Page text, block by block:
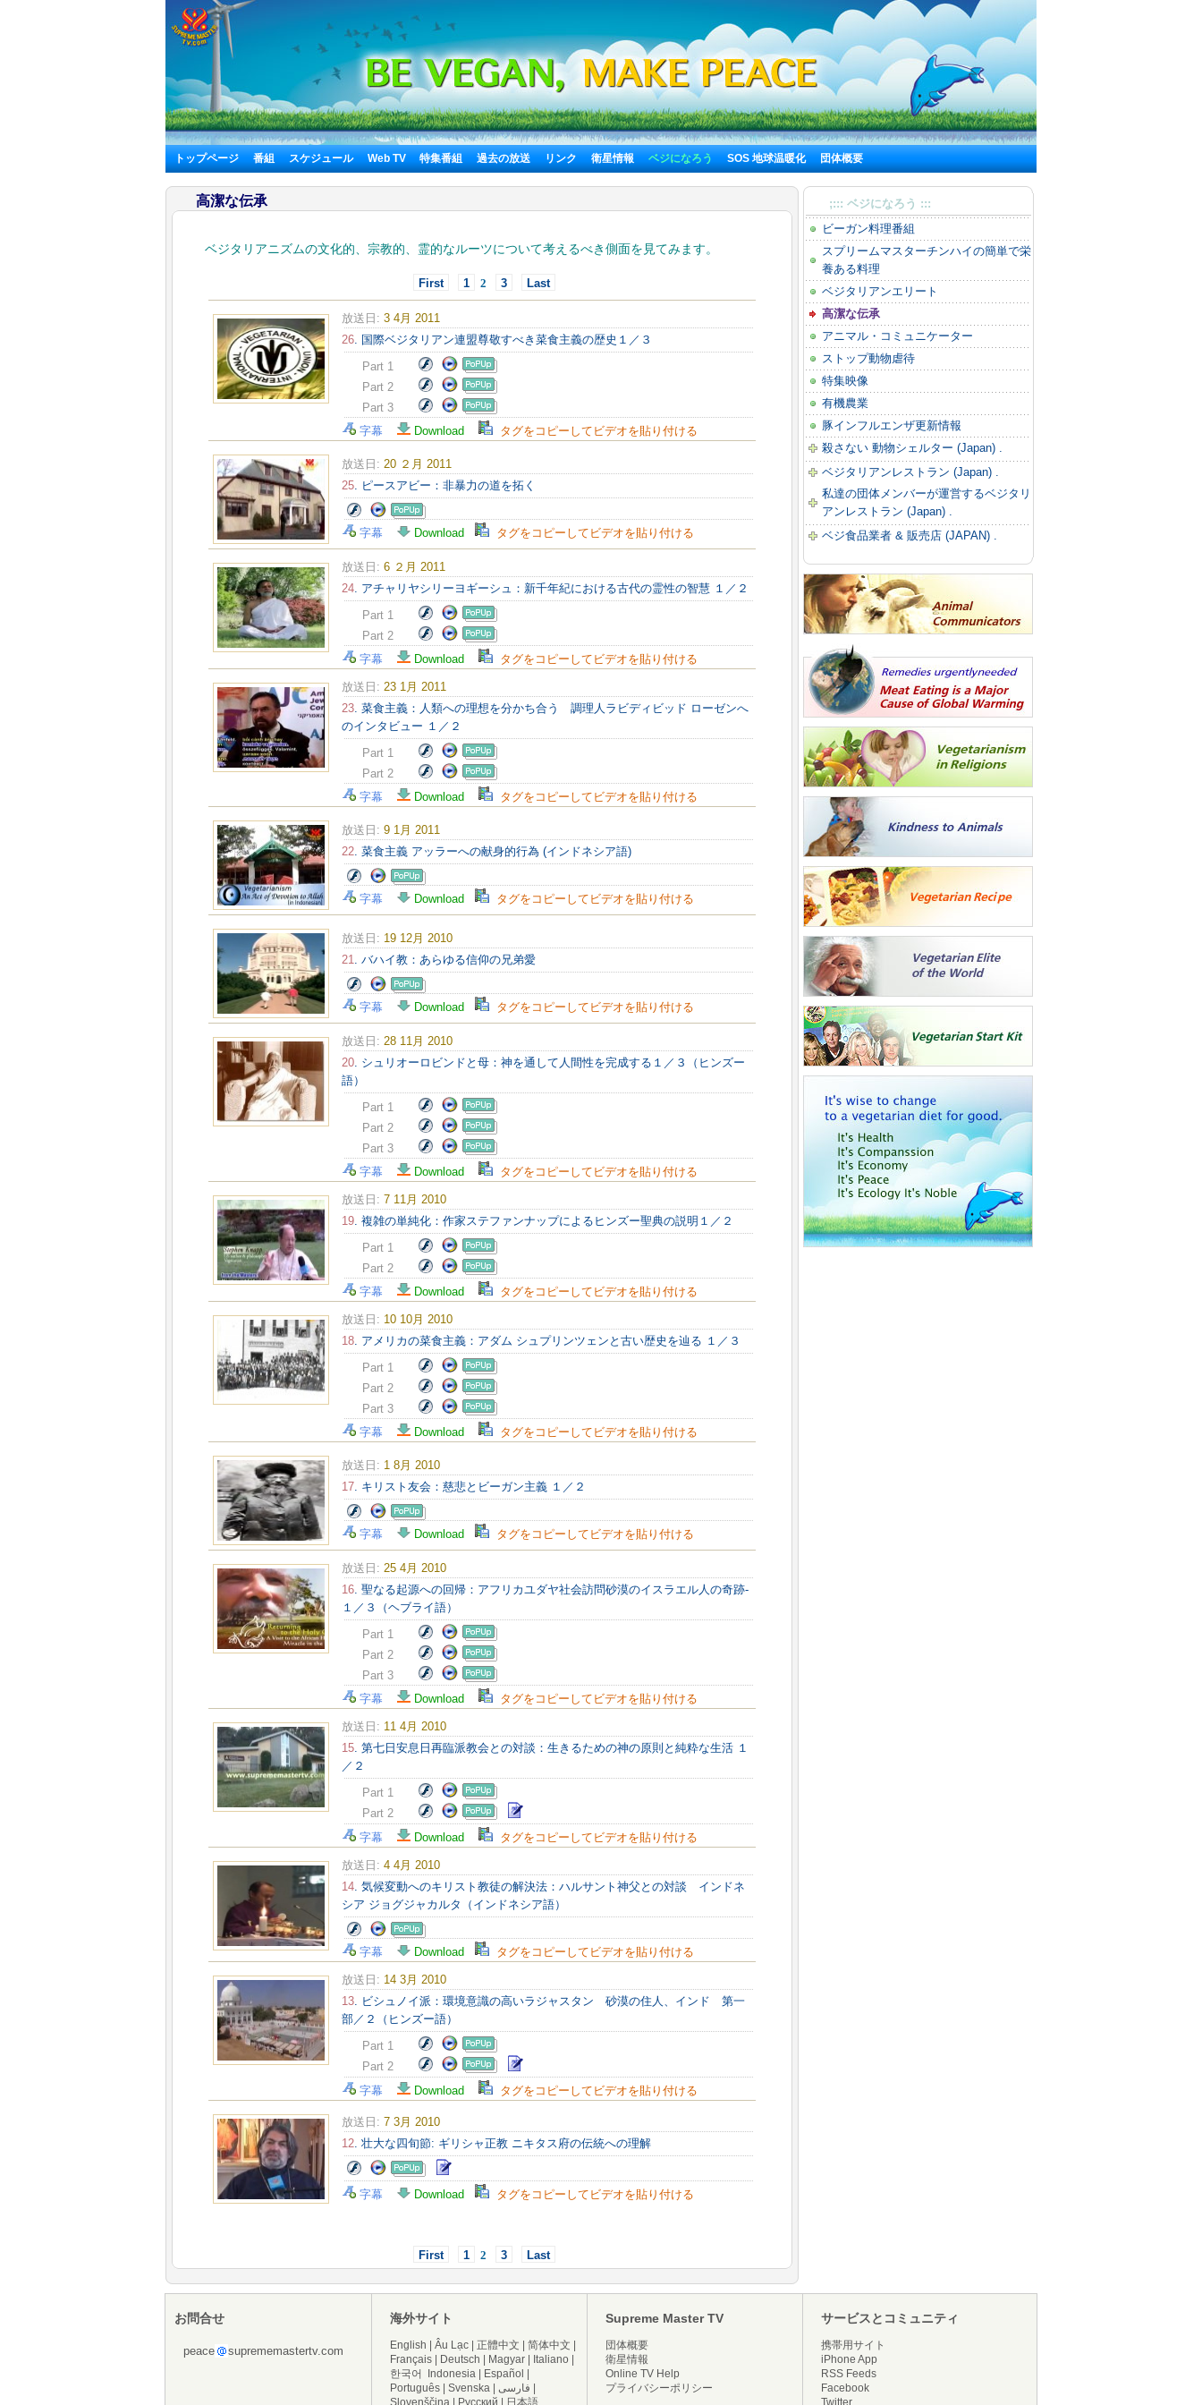
トップページ 番組 スケジュール Web TV 特集番組 過去の放送 リンク 衛星情報 ベジになろう SOS 地球温暖化 団体概要
高潔な伝承
ベジタリアニズムの文化的、宗教的、霊的なルーツについて考えるべき側面を見てみます。
First 1 2 3 Last
放送日: 3 4月 2011
26. 国際ベジタリアン連盟尊敬すべき菜食主義の歴史１／３
Part 1
Part 2
Part 3
字幕
Download タグをコピーしてビデオを貼り付ける
放送日: 20 ２月 2011
25. ピースアビー：非暴力の道を拓く
字幕 Download タグをコピーしてビデオを貼り付ける
放送日: 6 ２月 2011
24. アチャリヤシリーヨギーシュ：新千年紀における古代の霊性の智慧 １／２
Part 1
Part 2
字幕
Download タグをコピーしてビデオを貼り付ける
放送日: 23 1月 2011
23. 菜食主義：人類への理想を分かち合う 調理人ラビディビッド ローゼンへ
のインタビュー １／２
Part 1
Part 2
字幕
Download タグをコピーしてビデオを貼り付ける
放送日: 9 1月 2011
22. 菜食主義 アッラーへの献身的行為 (インドネシア語)
字幕 Download タグをコピーしてビデオを貼り付ける
放送日: 19 12月 2010
21. バハイ教：あらゆる信仰の兄弟愛
字幕 Download タグをコピーしてビデオを貼り付ける
放送日: 28 11月 2010
20. シュリオーロビンドと母：神を通して人間性を完成する１／３（ヒンズー
語）
Part 1
Part 2
Part 3
字幕
Download タグをコピーしてビデオを貼り付ける
放送日: 7 11月 2010
19. 複雑の単純化：作家ステファンナップによるヒンズー聖典の説明１／２
Part 1
Part 2
字幕
Download タグをコピーしてビデオを貼り付ける
放送日: 10 10月 2010
18. アメリカの菜食主義：アダム シュプリンツェンと古い歴史を辿る １／３
Part 1
Part 2
Part 3
字幕
Download タグをコピーしてビデオを貼り付ける
放送日: 1 8月 2010
17. キリスト友会：慈悲とビーガン主義 １／２
字幕 Download タグをコピーしてビデオを貼り付ける
放送日: 25 4月 2010
16. 聖なる起源への回帰：アフリカユダヤ社会訪問砂漠のイスラエル人の奇跡‐
１／３（ヘブライ語）
Part 1
Part 2
Part 3
字幕
Download タグをコピーしてビデオを貼り付ける
放送日: 11 4月 2010
15. 第七日安息日再臨派教会との対談：生きるための神の原則と純粋な生活 １
／２
Part 1
Part 2
字幕
Download タグをコピーしてビデオを貼り付ける
放送日: 4 4月 2010
14. 気候変動へのキリスト教徒の解決法：ハルサント神父との対談 インドネ
シア ジョグジャカルタ（インドネシア語）
字幕 Download タグをコピーしてビデオを貼り付ける
放送日: 14 3月 2010
13. ビシュノイ派：環境意識の高いラジャスタン 砂漠の住人、インド 第一
部／２（ヒンズー語）
Part 1
Part 2
字幕
Download タグをコピーしてビデオを貼り付ける
放送日: 7 3月 2010
12. 壮大な四旬節: ギリシャ正教 ニキタス府の伝統への理解
字幕 Download タグをコピーしてビデオを貼り付ける
First 1 2 3 Last
;::: ベジになろう :::
ビーガン料理番組
スプリームマスターチンハイの簡単で栄
養ある料理
ベジタリアンエリート
高潔な伝承
アニマル・コミュニケーター
ストップ動物虐待
特集映像
有機農業
豚インフルエンザ更新情報
殺さない 動物シェルター (Japan) .
ベジタリアンレストラン (Japan) .
私達の団体メンバーが運営するベジタリ
アンレストラン (Japan) .
ベジ食品業者 & 販売店 (JAPAN) .
お問合せ
peace suprememastertv.com
海外サイト
English Âu Lạc 正體中文 简体中文
Français
Deutsch Magyar Italiano
한국어
Indonesia Español
Português
Svenska فارسی
Slovenščina
Русский 日本語
Supreme Master TV
団体概要
衛星情報
Online TV Help
プライバシーポリシー
サービスとコミュニティ
携帯用サイト
iPhone App
RSS Feeds
Facebook
Twitter